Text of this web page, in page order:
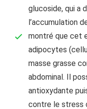
glucoside, qui a
l’accumulation
montré que cet
adipocytes
masse grasse
abdominal. Il
antioxydante
contre le stress